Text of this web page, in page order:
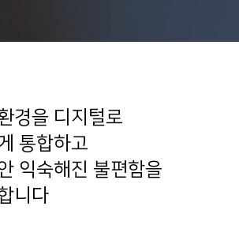
경을 디지털로
통합하고
익숙해진 불편함을
니다